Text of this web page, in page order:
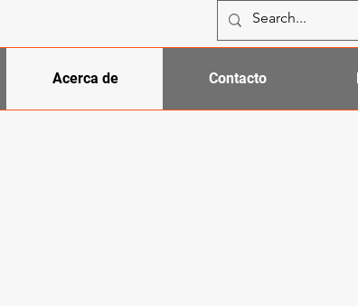
Acerca de Contacto